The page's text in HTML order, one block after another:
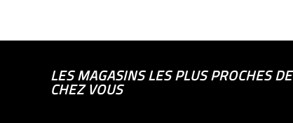
LES MAGASINS LES PLUS PROCHES DE
CHEZ VOUS